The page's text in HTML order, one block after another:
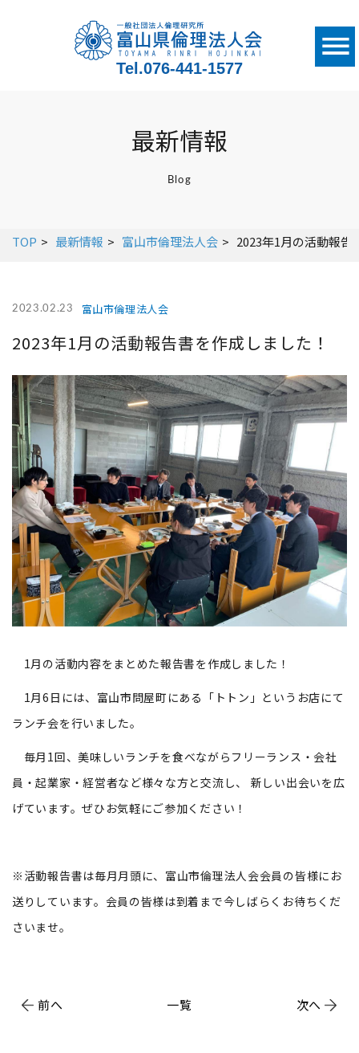
Tel.076-441-1577
最新情報
Blog
TOP 最新情報 富山市倫理法人会 2023年1月の活動報告
2023.02.23 富山市倫理法人会
2023年1月の活動報告書を作成しました！
1月の活動内容をまとめた報告書を作成しました！
1月6日には、富山市問屋町にある「トトン」というお店にて
ランチ会を行いました。
毎月1回、美味しいランチを食べながらフリーランス・会社
員・起業家・経営者など様々な方と交流し、 新しい出会いを広
げています。ぜひお気軽にご参加ください！
※活動報告書は毎月月頭に、富山市倫理法人会会員の皆様にお
送りしています。会員の皆様は到着まで今しばらくお待ちくだ
さいませ。
前へ 一覧 次へ